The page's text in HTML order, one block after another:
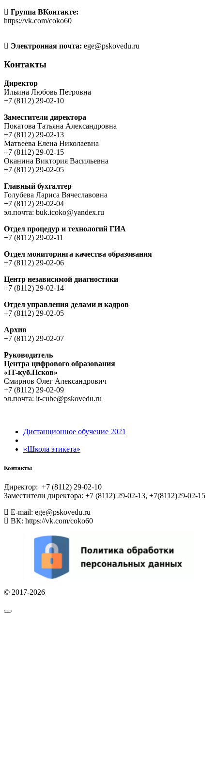
Группа ВКонтакте:
https://vk.com/coko60
Электронная почта: ege@pskovedu.ru
Контакты
Директор
Ильина Любовь Петровна
+7 (8112) 29-02-10
Заместители директора
Покатова Татьяна Александровна
+7 (8112) 29-02-13
Матвеева Елена Николаевна
+7 (8112) 29-02-15
Оканина Виктория Васильевна
+7 (8112) 29-02-05
Главный бухгалтер
Голубева Лариса Вячеславовна
+7 (8112) 29-02-04
эл.почта: buk.icoko@yandex.ru
Отдел процедур и технологий ГИА
+7 (8112) 29-02-11
Отдел мониторинга качества образования
+7 (8112) 29-02-06
Центр независимой диагностики
+7 (8112) 29-02-14
Отдел управления делами и кадров
+7 (8112) 29-02-05
Архив
+7 (8112) 29-02-07
Руководитель
Центра цифрового образования
«IT-куб.Псков»
Cмирнов Oлег Aлександрович
+7 (8112) 29-02-09
эл.почта: it-cube@pskovedu.ru
Навигация по записям
Предыдущая запись
Дистанционное обучение 2021
Следующая запись
«Школа этикета»
Контакты
Директор: +7 (8112) 29-02-10
Заместители директора: +7 (8112) 29-02-13, +7(8112)29-02-15
E-mail: ege@pskovedu.ru
ВК: https://vk.com/coko60
© 2017-2026